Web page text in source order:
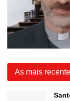
As mais